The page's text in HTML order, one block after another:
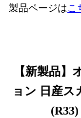
製品ページはこ
【新製品
ョン 日産ス